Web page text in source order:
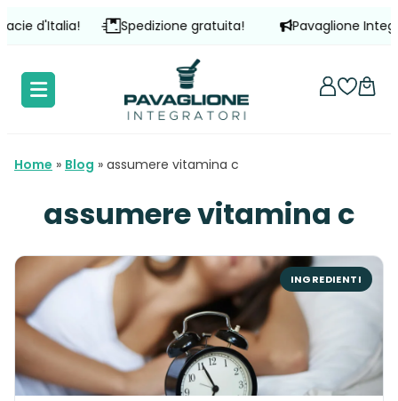
Vai
Spedizione gratuita! Pavaglione Integratori è
Home » Blog » assumere vitamina c
assumere vitamina c
INGREDIENTI